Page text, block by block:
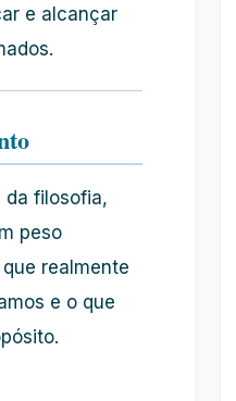
e alcançar
da filosofia,
peso
realmente
e o que